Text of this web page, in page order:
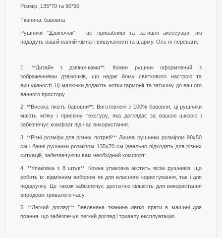
Розмір: 135*70 та 90*50
Тканина: бавовна
Рушники "Дзвіночок" - це привабливі та затишні аксесуари, які
нададуть вашій ванній кімнаті вишуканості та шарму. Ось їх переваги:
1. **Дизайн з дзвіночками**: Кожен рушник оформлений з
зображеннями дзвіночків, що надає йому святкового настрою та
вишуканості. Ці малюнки додають нотки гармонії та затишку до вашого
ванного простору.
2. **Висока якість бавовни**: Виготовлені з 100% бавовни, ці рушники
мають м'яку і приємну текстуру, яка доглядає за вашою шкірою і
забезпечує комфорт під час використання.
3. **Різні розміри для різних потреб**: Лицеві рушники розміром 90x50
см і банні рушники розміром 135x70 см ідеально підходять для різних
ситуацій, забезпечуючи вам необхідний комфорт.
4. **Упаковка з 8 штук**: Кожна упаковка містить вісім рушників, що
робить їх відмінним вибором як для власного користування, так і для
подарунку. Це також забезпечує достатню кількість для використання
впродовж тривалого часу.
5. **Легкий догляд**: Бавовняна тканина легко прати в машині для
прання, що забезпечує легкий догляд і тривалу експлуатацію.